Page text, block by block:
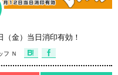
（金）当日消印有効！
フ Ｎ